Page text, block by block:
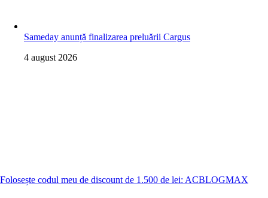
Sameday anunță finalizarea preluării Cargus
4 august 2026
Folosește codul meu de discount de 1.500 de lei: ACBLOGMAX